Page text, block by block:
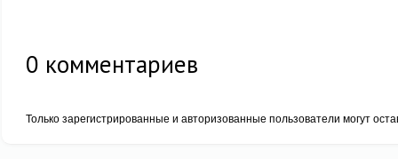
0 комментариев
Только зарегистрированные и авторизованные пользователи могут